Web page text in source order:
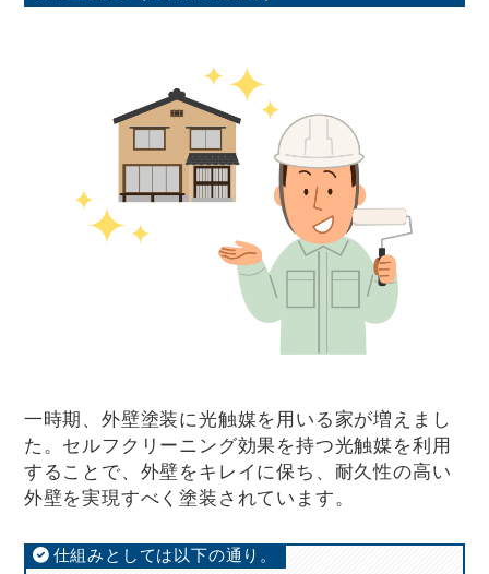
一時期、外壁塗装に光触媒を用いる家が増えまし
た。セルフクリーニング効果を持つ光触媒を利用
することで、外壁をキレイに保ち、耐久性の高い
外壁を実現すべく塗装されています。
仕組みとしては以下の通り。